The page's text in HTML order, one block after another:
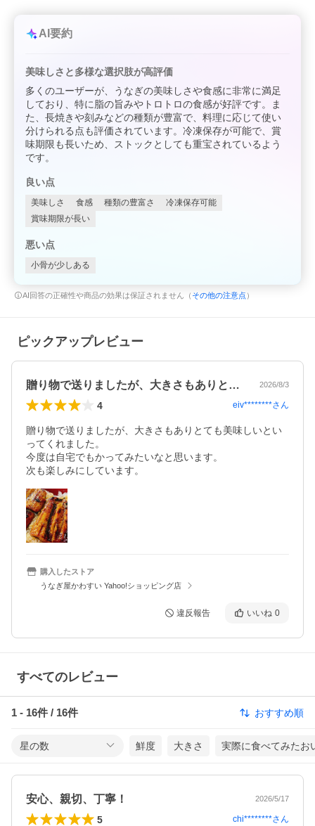
AI要約
美味しさと多様な選択肢が高評価
多くのユーザーが、うなぎの美味しさや食感に非常に満足
しており、特に脂の旨みやトロトロの食感が好評です。ま
た、長焼きや刻みなどの種類が豊富で、料理に応じて使い
分けられる点も評価されています。冷凍保存が可能で、賞
味期限も長いため、ストックとしても重宝されているよう
です。
良い点
美味しさ 食感 種類の豊富さ
冷凍保存可能
賞味期限が長い
悪い点
小骨が少しある
AI回答の正確性や商品の効果は保証されません（ その他の注意点 ）
ピックアップレビュー
贈り物で送りましたが、大きさもありとて… 2026/8/3
4 eiv********さん
贈り物で送りましたが、大きさもありとても美味しいとい
ってくれました。
今度は自宅でもかってみたいなと思います。
次も楽しみにしています。
購入したストア
うなぎ屋かわすい Yahoo!ショッピング店
違反報告 いいね 0
すべてのレビュー
1 - 16件 / 16件 おすすめ順
星の数 鮮度 大きさ 実際に食べてみたお
安心、親切、丁寧！ 2026/5/17
5 chi********さん